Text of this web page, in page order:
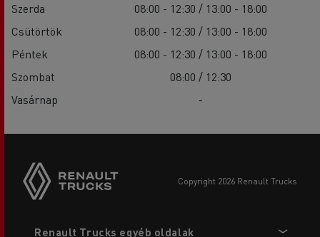
Szerda
08:00 - 12:30 / 13:00 - 18:00
Csütörtök
08:00 - 12:30 / 13:00 - 18:00
Péntek
08:00 - 12:30 / 13:00 - 18:00
Szombat
08:00 / 12:30
Vasárnap
-
copyright 2026 Renault Trucks
Renault Trucks egyéb oldalak